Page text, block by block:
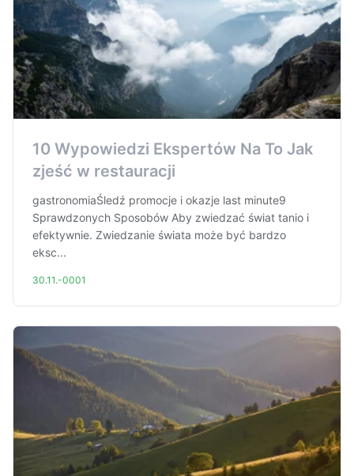
10 Wypowiedzi Ekspertów Na To Jak
zjeść w restauracji
gastronomiaŚledź promocje i okazje last minute9
Sprawdzonych Sposobów Aby zwiedzać świat tanio i
efektywnie. Zwiedzanie świata może być bardzo
eksc...
30.11.-0001